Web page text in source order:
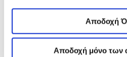
Cookiesεδώκαι τους
επιλέγοντας «Προτιμήσεις
ανά πάσα στιγμή τις
Αποδοχή
Αποδοχή μόνο των